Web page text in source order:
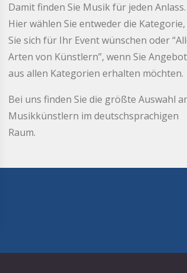
Damit finden Sie Musik für jeden Anlass.
Hier wählen Sie entweder die Kategorie,
Sie sich für Ihr Event wünschen oder
Arten von Künstlern”, wenn Sie
aus allen Kategorien erhalten möchten.
Bei uns finden Sie die größte Auswahl
Musikkünstlern im deutschsprachigen
Raum.